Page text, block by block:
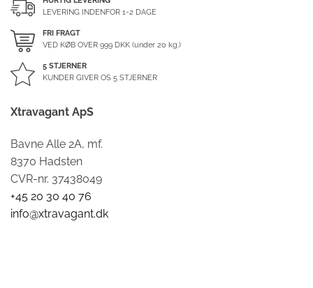
Xtravagant ApS
Bavne Alle 2A, mf.
8370 Hadsten
CVR-nr. 37438049
+45 20 30 40 76
info@xtravagant.dk
LEVERING INDENFOR 1-2 DAGE
FRI FRAGT
VED KØB OVER 999DKK (under 20 kg.)
5 STJERNER
KUNDER GIVER OS 5 STJERNER